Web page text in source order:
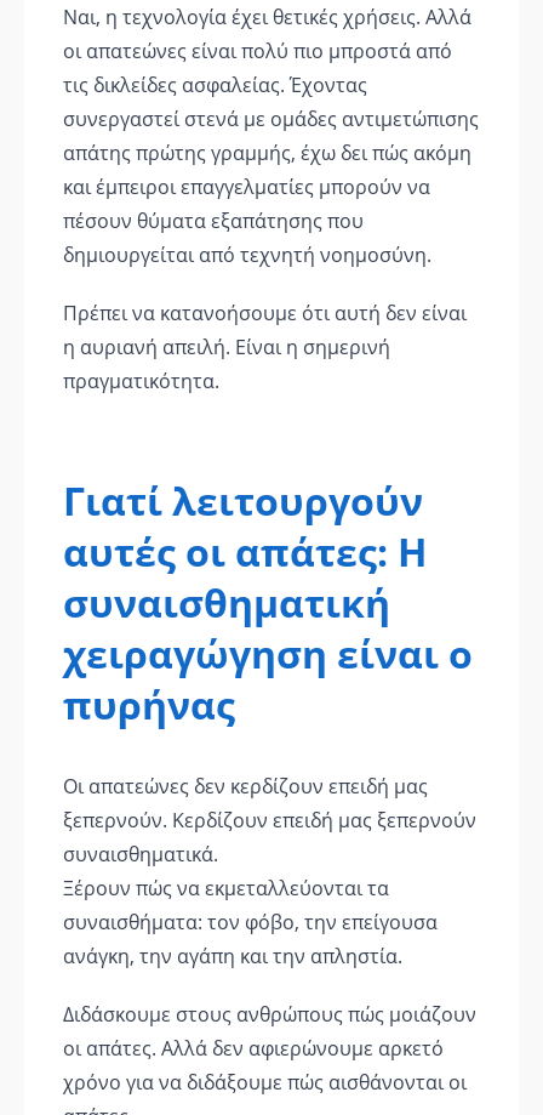
Ναι, η τεχνολογία έχει θετικές χρήσεις. Αλλά
οι απατεώνες είναι πολύ πιο μπροστά από
τις δικλείδες ασφαλείας. Έχοντας
συνεργαστεί στενά με ομάδες αντιμετώπισης
απάτης πρώτης γραμμής, έχω δει πώς ακόμη
και έμπειροι επαγγελματίες μπορούν να
πέσουν θύματα εξαπάτησης που
δημιουργείται από τεχνητή νοημοσύνη.
Πρέπει να κατανοήσουμε ότι αυτή δεν είναι
η αυριανή απειλή. Είναι η σημερινή
πραγματικότητα.
Γιατί λειτουργούν
αυτές οι απάτες: Η
συναισθηματική
χειραγώγηση είναι ο
πυρήνας
Οι απατεώνες δεν κερδίζουν επειδή μας
ξεπερνούν. Κερδίζουν επειδή μας ξεπερνούν
συναισθηματικά.
Ξέρουν πώς να εκμεταλλεύονται τα
συναισθήματα: τον φόβο, την επείγουσα
ανάγκη, την αγάπη και την απληστία.
Διδάσκουμε στους ανθρώπους πώς μοιάζουν
οι απάτες. Αλλά δεν αφιερώνουμε αρκετό
χρόνο για να διδάξουμε πώς αισθάνονται οι